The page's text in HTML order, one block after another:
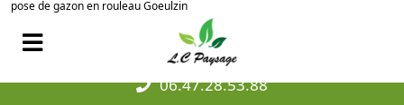
pose de gazon en rouleau Goeulzin
06.47.28.53.88